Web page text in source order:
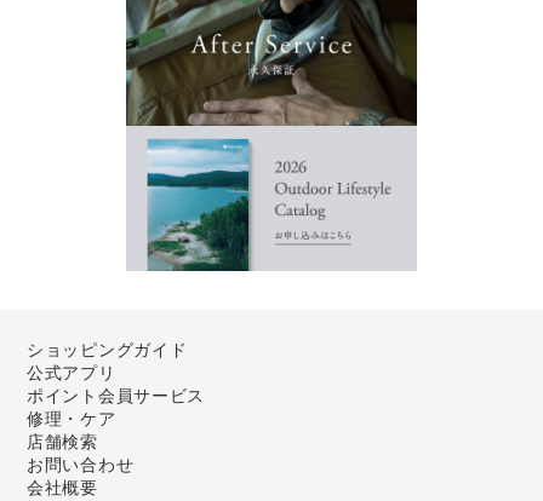
ショッピングガイド
公式アプリ
ポイント会員サービス
修理・ケア
店舗検索
お問い合わせ
会社概要